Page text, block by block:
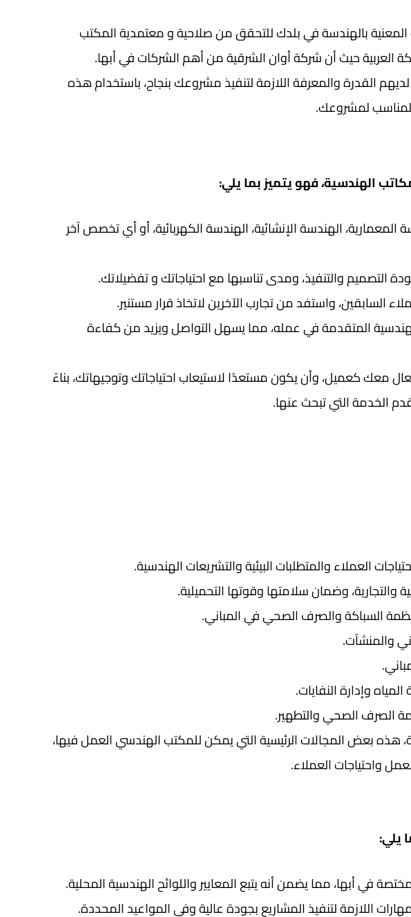
بالهندسة في بلدك للتحقق من صلاحية و معتمدية المكتب
حيث أن شركة أوان الشرقية من أهم الشركات في أبها.
القدرة والمعرفة اللازمة لتنفيذ مشروعك بنجاح، باستخدام هذه
لمشروعك.
الهندسية، فهو يتميز بما يلي:
الهندسة الإنشائية، الهندسة الكهربائية، أو أي تخصص آخر
والتنفيذ، ومدى تناسبها مع احتياجاتك و تفضيلاتك.
واستفد من تجارب الآخرين لاتخاذ قرار مستنير.
المتقدمة في عمله، مما يسهل التواصل ويزيد من كفاءة
معك كعميل، وأن يكون مستعدًا لاستيعاب احتياجاتك وتوجيهاتك، بناءً
الخدمة التي تبحث عنها.
العملاء والمتطلبات البيئية والتشريعات الهندسية.
والتجارية، وضمان سلامتها وقوتها التحميلية.
والمنشآت.
وإدارة النفايات.
الصرف الصحي والتطهير.
هذه بعض المجالات الرئيسية التي يمكن للمكتب الهندسي العمل فيها،
واحتياجات العملاء.
يلي:
أبها، مما يضمن أنه يتبع المعايير واللوائح الهندسية المحلية.
اللازمة لتنفيذ المشاريع بجودة عالية وفي المواعيد المحددة.